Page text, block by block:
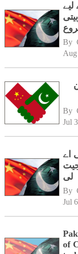
By
By
Jul
اے
لی
By
Jul
of